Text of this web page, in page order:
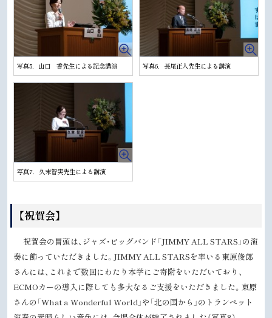
写真5．山口 香先生による記念講演 写真6．長尾正人先生による講演
写真7．久末智実先生による講演
【祝賀会】
祝賀会の冒頭は、ジャズ・ビッグバンド「JIMMY ALL STARS」の演
奏に飾っていただきました。JIMMY ALL STARSを率いる東原俊郎
さんには、これまで数回にわたり本学にご寄附をいただいており、
ECMOカーの導入に際しても多大なるご支援をいただきました。東原
さんの「What a Wonderful World」や「北の国から」のトランペット